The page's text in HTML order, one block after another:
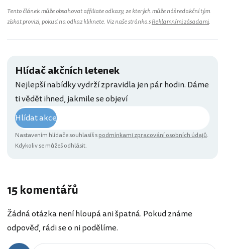
Tento článek může obsahovat affiliate odkazy, ze kterých může náš redakční tým
získat provizi, pokud na odkaz kliknete. Viz naše stránka sReklamními zásadami.
Hlídač akčních letenek
Nejlepší nabídky vydrží zpravidla jen pár hodin. Dáme
ti vědět ihned, jakmile se objeví
Hlídat akce
Nastavením hlídače souhlasíš spodmínkami zpracování osobních údajů.
Kdykoliv se můžeš odhlásit.
15 komentářů
Žádná otázka není hloupá ani špatná. Pokud známe
odpověď, rádi se o ni podělíme.